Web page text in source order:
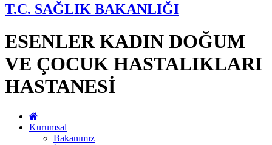
T.C. SAĞLIK BAKANLIĞI
ESENLER KADIN DOĞUM
VE ÇOCUK HASTALIKLARI
HASTANESİ
Kurumsal
Bakanımız